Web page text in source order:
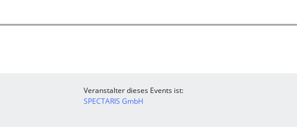
Veranstalter dieses Events ist:
SPECTARIS GmbH